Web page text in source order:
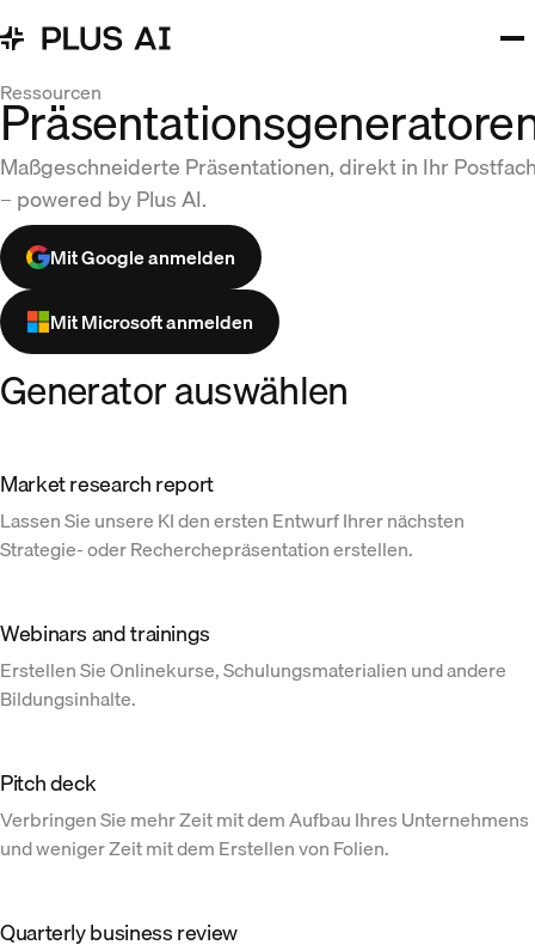
Ressourcen
Maßgeschneiderte Präsentationen, direkt in Ihr
– powered by Plus AI.
Mit Google anmelden
Mit Microsoft anmelden
Generator auswählen
Market research report
Lassen Sie unsere KI den ersten Entwurf Ihrer nächsten
Strategie- oder Recherchepräsentation erstellen.
Webinars and trainings
Erstellen Sie Onlinekurse, Schulungsmaterialien und andere
Bildungsinhalte.
Pitch deck
Verbringen Sie mehr Zeit mit dem Aufbau Ihres Unternehmens
und weniger Zeit mit dem Erstellen von Folien.
Quarterly business review